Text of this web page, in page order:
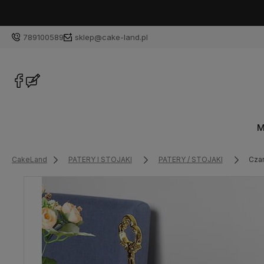
789100589 sklep@cake-land.pl
CakeLand PATERY I STOJAKI PATERY / STOJAKI